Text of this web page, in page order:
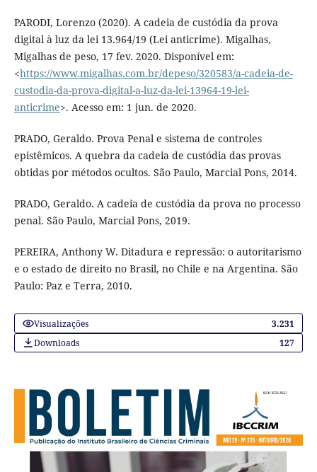
PARODI, Lorenzo (2020). A cadeia de custódia da prova
digital à luz da lei 13.964/19 (Lei anticrime). Migalhas,
Migalhas de peso, 17 fev. 2020. Disponível em:
<https://www.migalhas.com.br/depeso/320583/a-cadeia-de-
custodia-da-prova-digital-a-luz-da-lei-13964-19-lei-
anticrime>. Acesso em: 1 jun. de 2020.
PRADO, Geraldo. Prova Penal e sistema de controles
epistêmicos. A quebra da cadeia de custódia das provas
obtidas por métodos ocultos. São Paulo, Marcial Pons, 2014.
PRADO, Geraldo. A cadeia de custódia da prova no processo
penal. São Paulo, Marcial Pons, 2019.
PEREIRA, Anthony W. Ditadura e repressão: o autoritarismo
e o estado de direito no Brasil, no Chile e na Argentina. São
Paulo: Paz e Terra, 2010.
Visualizações
3.231
Downloads
127